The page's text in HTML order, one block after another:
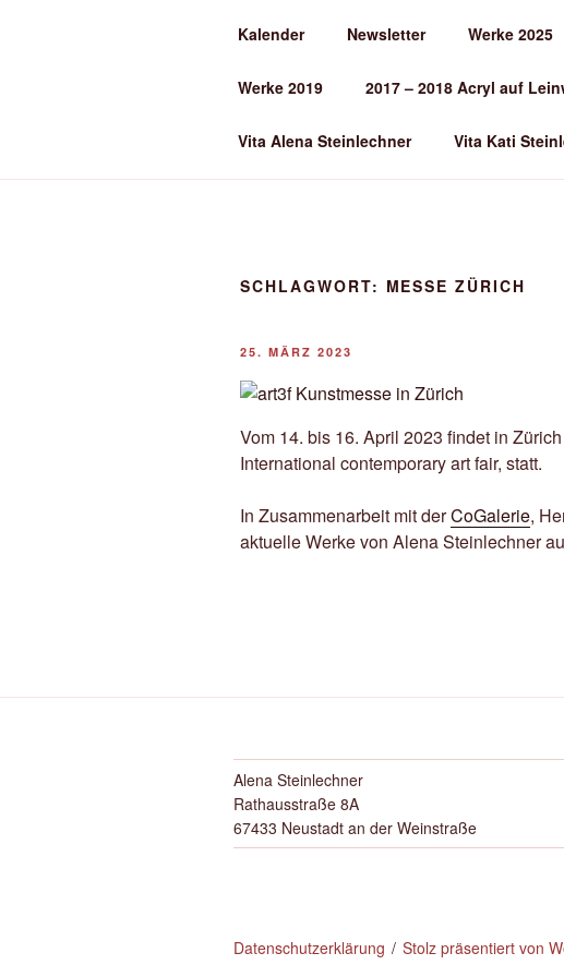
ALENA
Kalender Newsletter Werke 2025
Werke 2019 2017 – 2018 Acryl auf
Vita Alena Steinlechner Vita Kati
SCHLAGWORT: MESSE ZÜRICH
VERÖFFENTLICHT
25. MÄRZ 2023
Vom 14. bis 16. April 2023 findet in
International contemporary art fair, statt.
In Zusammenarbeit mit derCoGalerie,
aktuelle Werke von Alena Steinlechner
Alena Steinlechner
Rathausstraße 8A
67433 Neustadt an der Weinstraße
Datenschutzerklärung Stolz präsentiert von